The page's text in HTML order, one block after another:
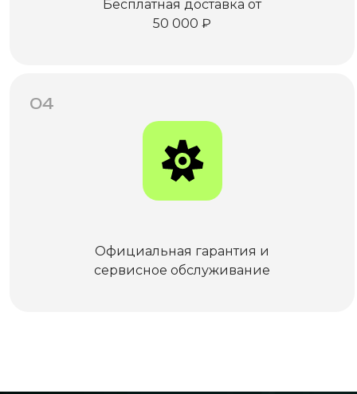
Бесплатная доставка от
50 000 ₽
04
Официальная гарантия и
сервисное обслуживание